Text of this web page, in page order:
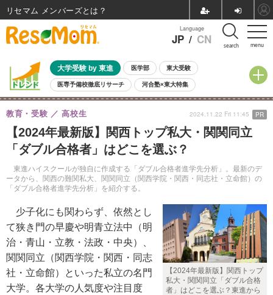
menu
Language
JP / CN search
大学受験 by 東進 医学部 東大受験
医専予備校徹底リサーチ 河合塾×東大特集
親子で考える大学選び 高校受験 中学受験 小学校受験
共通テスト 夏休み
8月開催イベント・WS 全国公立高校 過去問 人気記事
自由研究教材（小学生向け） 自由研究教材（中学生向け）
【2024年最新版】関西トップ私大・関関同立
「ダブル合格者」はどこを選ぶ？
東進ハイスクールが独自に作成する「ダブル合格者進学先分析」。最新のデ
ータから、関西の難関私大、関関同立（関西学院・関西・同志社・立命館）の
「ダブル合格者進学先分析」を紹介する。
教育・受験 高校生 2024.11.22 Fri 11:45 PR
【2024年最新版】関西トップ
私大・関関同立「ダブル合格
者」はどこを選ぶ？東進から
少子化にも関わらず、依然とし
て狭き門の早慶や明青立法中（明
治・青山・立教・法政・中央）、
関関同立（関西学院・関西・同志
社・立命館）といった私立の名門
大学。各大学の人気度や注目度
リセマム メンバーズ